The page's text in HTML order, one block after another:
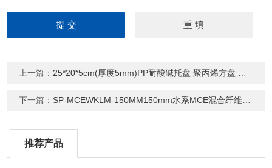
上一篇： 25*20*5cm(厚度5mm)PP耐酸碱托盘 聚丙烯方盘 废液桶托盘
下一篇： SP-MCEWKLM-150MM150mm水系MCE混合纤维素滤膜（支持定制）
推荐产品